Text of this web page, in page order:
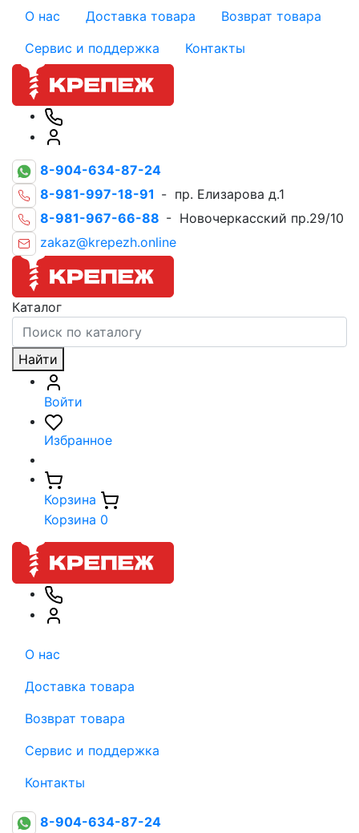
О нас Доставка товара
Возврат товара
Сервис и поддержка
Контакты
8-904-634-87-24
8-981-997-18-91 - пр. Елизарова д.1
8-981-967-66-88 - Новочеркасский пр.29/10
zakaz@krepezh.online
Каталог
Найти
Войти
Избранное
Корзина
Корзина 0
О нас
Доставка товара
Возврат товара
Сервис и поддержка
Контакты
8-904-634-87-24